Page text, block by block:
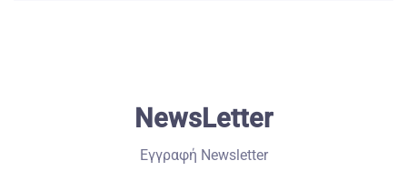
NewsLetter
Εγγραφή Newsletter